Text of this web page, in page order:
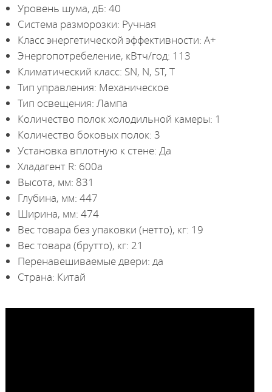
Уровень шума, дБ: 40
Система разморозки: Ручная
Класс энергетической эффективности: A+
Энергопотребеление, кВтч/год: 113
Климатический класс: SN, N, ST, T
Тип управления: Механическое
Тип освещения: Лампа
Количество полок холодильной камеры: 1
Количество боковых полок: 3
Установка вплотную к стене: Да
Хладагент R: 600а
Высота, мм: 831
Глубина, мм: 447
Ширина, мм: 474
Вес товара без упаковки (нетто), кг: 19
Вес товара (брутто), кг: 21
Перенавешиваемые двери: да
Страна: Китай